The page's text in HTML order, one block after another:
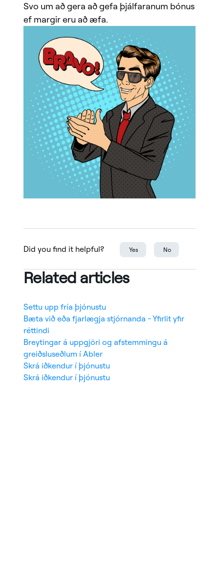
Svo um að gera að gefa þjálfaranum bónus
ef margir eru að æfa.
Did you find it helpful? Yes No
Related articles
Settu upp fría þjónustu
Bæta við eða fjarlægja stjórnanda - Yfirlit yfir
réttindi
Breytingar á uppgjöri og afstemmingu á
greiðsluseðlum í Abler
Skrá iðkendur í þjónustu
Skrá iðkendur í þjónustu